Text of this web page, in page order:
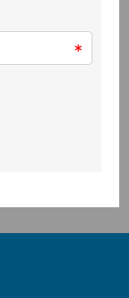
como o
Secretaria de
do Instituto
pelo